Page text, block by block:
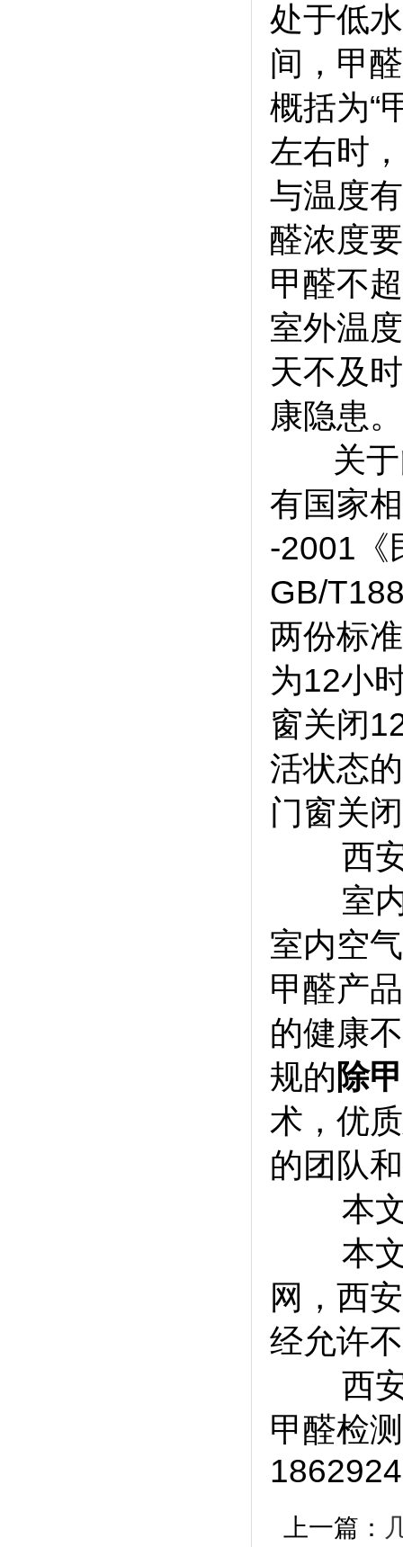
处于低
间，甲
概括为“
左右时
与温度
醛浓度
甲醛不
室外温
天不及
康隐患。
关于
有国家
-2001《
GB/
两份标
为12小
窗关闭
活状态
门窗关
西
室内
室内空
甲醛产
的健康
规的除
术，优质
的团队
本文
本文
网，西
经允许
西安
甲醛检
上一篇：